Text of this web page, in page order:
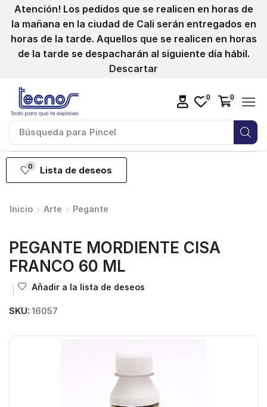
Atención! Los pedidos que se realicen en horas de
la mañana en la ciudad de Cali serán entregados en
horas de la tarde. Aquellos que se realicen en horas
de la tarde se despacharán al siguiente día hábil.
Descartar
Búsqueda para Pincel
0 0
0 Lista de deseos
Inicio Arte Pegante
PEGANTE MORDIENTE CISA
FRANCO 60 ML
Añadir a la lista de deseos
SKU: 16057